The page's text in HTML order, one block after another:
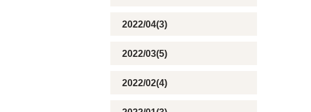
2022/04(3)
2022/03(5)
2022/02(4)